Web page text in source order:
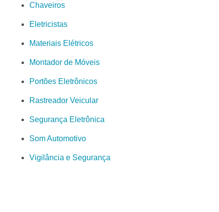
Chaveiros
Eletricistas
Materiais Elétricos
Montador de Móveis
Portões Eletrônicos
Rastreador Veicular
Segurança Eletrônica
Som Automotivo
Vigilância e Segurança